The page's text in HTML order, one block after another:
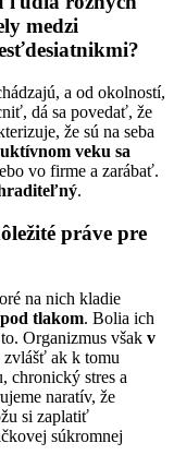
medzi
a od okolností,
dá sa povedať, že
že sú na seba
veku sa
vo firme a zarábať.
.
práve pre
na nich kladie
tlakom. Bolia ich
Organizmus však v
zvlášť ak k tomu
chronický stres a
naratív, že
si zaplatiť
súkromnej